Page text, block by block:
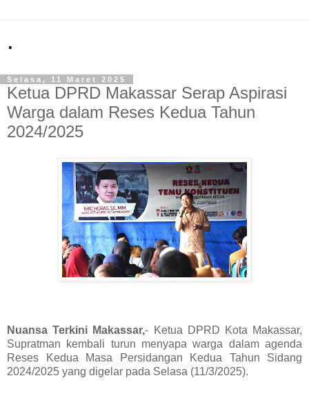
.
Selasa, 11 Maret 2025
Ketua DPRD Makassar Serap Aspirasi
Warga dalam Reses Kedua Tahun
2024/2025
Nuansa Terkini Makassar,- Ketua DPRD Kota Makassar,
Supratman kembali turun menyapa warga dalam agenda
Reses Kedua Masa Persidangan Kedua Tahun Sidang
2024/2025 yang digelar pada Selasa (11/3/2025).